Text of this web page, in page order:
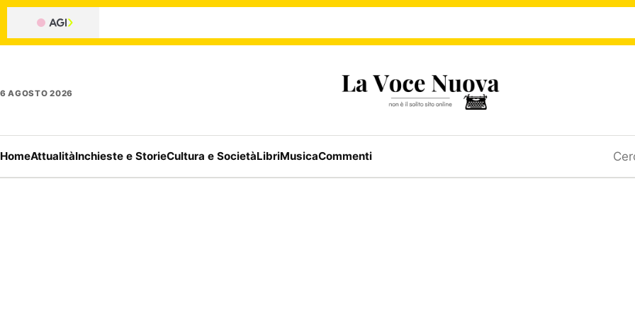
6 AGOSTO 2026
HomeAttualitàInchieste e StorieCultura e SocietàLibriMusicaCommenti